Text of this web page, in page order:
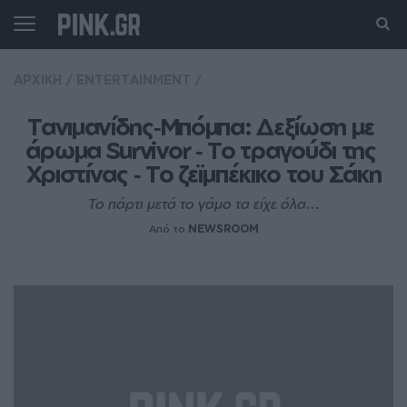
Τανιμανίδης‑Μπόμπα: Δεξίωση με
άρωμα Survivor ‑ Το τραγούδι της
Χριστίνας ‑ Το ζεϊμπέκικο του Σάκη
Το πάρτι μετά το γάμο τα είχε όλα...
Από το NEWSROOM